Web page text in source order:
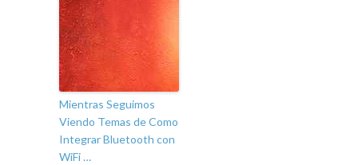
Mientras Seguimos
Viendo Temas de Como
Integrar Bluetooth con
WiFi …